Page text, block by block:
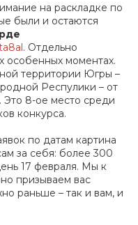
на раскладке по
были и остаются
. Отдельно
особенных моментах.
территории Югры –
Респулики – от
Это 8-ое место среди
конкурса.
по датам картина
за себя: более 300
17 февраля. Мы к
призываем вас
раньше – так и вам, и